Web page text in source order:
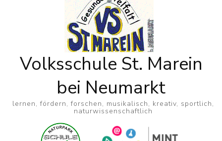
Volksschule St. Marein
bei Neumarkt
lernen, fördern, forschen, musikalisch, kreativ, sportlich,
naturwissenschaftlich